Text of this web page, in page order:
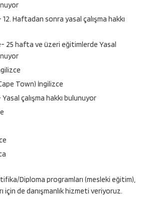
Haftadan sonra yasal çalışma hakkı
25 hafta ve üzeri eğitimlerde Yasal
Town) İngilizce
çalışma hakkı bulunuyor
Diploma programları (mesleki eğitim),
için de danışmanlık hizmeti veriyoruz.